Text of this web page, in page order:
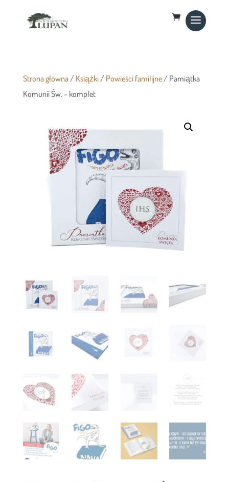
Strona główna/ Książki/ Powieści familijne/ Pamiątka
Komunii Św. – komplet